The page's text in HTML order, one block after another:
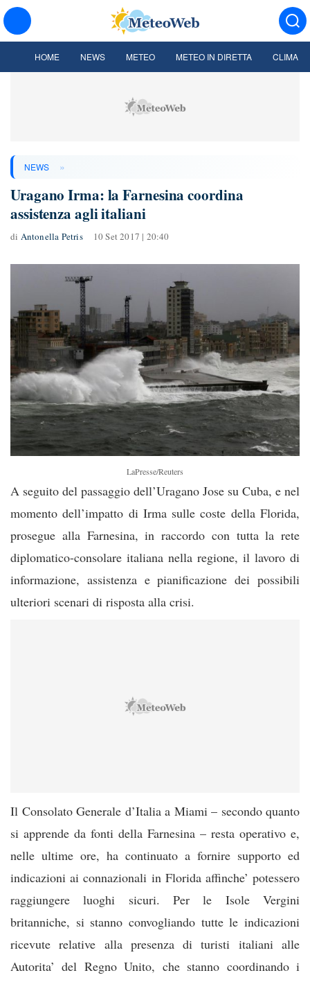
HOME NEWS METEO METEO IN DIRETTA CLIMA
NEWS »
Uragano Irma: la Farnesina coordina
assistenza agli italiani
di Antonella Petris 10 Set 2017 | 20:40
LaPresse/Reuters
A seguito del passaggio dell’Uragano Jose su Cuba, e nel
momento dell’impatto di Irma sulle coste della Florida,
prosegue alla Farnesina, in raccordo con tutta la rete
diplomatico-consolare italiana nella regione, il lavoro di
informazione, assistenza e pianificazione dei possibili
ulteriori scenari di risposta alla crisi.
Il Consolato Generale d’Italia a Miami – secondo quanto
si apprende da fonti della Farnesina – resta operativo e,
nelle ultime ore, ha continuato a fornire supporto ed
indicazioni ai connazionali in Florida affinche’ potessero
raggiungere luoghi sicuri. Per le Isole Vergini
britanniche, si stanno convogliando tutte le indicazioni
ricevute relative alla presenza di turisti italiani alle
Autorita’ del Regno Unito, che stanno coordinando i